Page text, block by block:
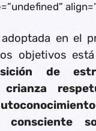
en el
objetivos está
de
consciente